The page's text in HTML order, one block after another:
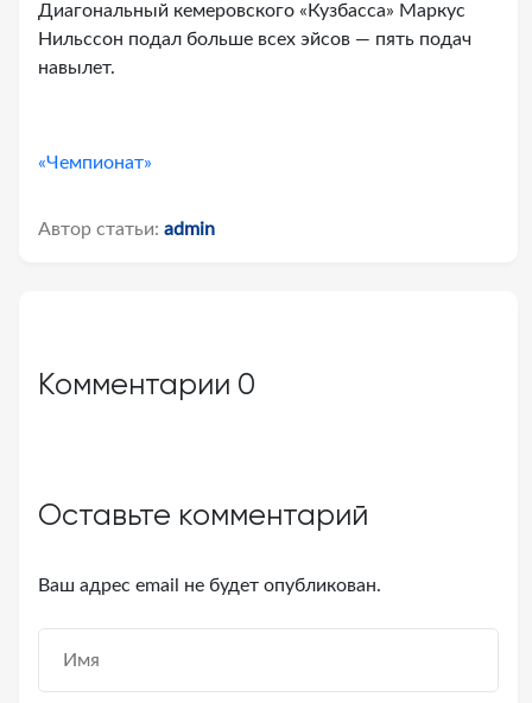
Диагональный кемеровского «Кузбасса» Маркус
Нильссон подал больше всех эйсов — пять подач
навылет.
«Чемпионат»
Автор статьи: admin
Комментарии 0
Оставьте комментарий
Ваш адрес email не будет опубликован.